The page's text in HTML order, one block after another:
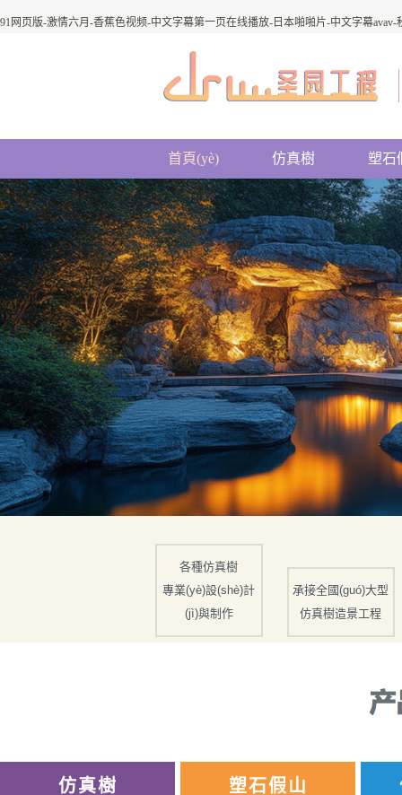
91网页版-激情六月-香蕉色视频-中文字幕第一页在线播放-日本啪啪片-中文字幕
首頁(yè) 仿真樹 塑石
各種仿真樹
專業(yè)設(shè)計
(jì)與制作
承接全國(guó)大型
仿真樹造景工程
仿真樹 塑石假山